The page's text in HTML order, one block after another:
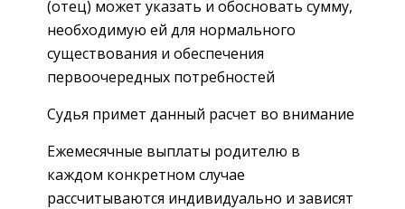
(отец) может указать и обосновать сумму,
необходимую ей для нормального
существования и обеспечения
первоочередных потребностей
Судья примет данный расчет во внимание
Ежемесячные выплаты родителю в
каждом конкретном случае
рассчитываются индивидуально и зависят